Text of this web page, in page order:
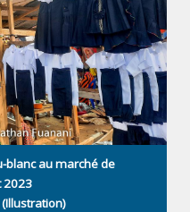
blanc au marché de
2023